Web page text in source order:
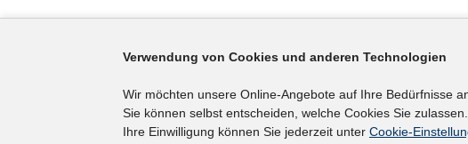
Verwendung von Cookies und anderen Technologien
Wir möchten unsere Online-Angebote auf Ihre Bedürfnisse
Sie können selbst entscheiden, welche Cookies Sie zulassen.
Ihre Einwilligung können Sie jederzeit unter Cookie-